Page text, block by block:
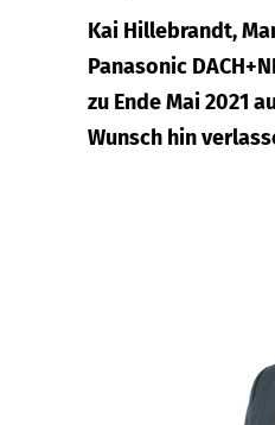
Kai Hillebrandt,
Panasonic
zu Ende Mai 2021
Wunsch hin